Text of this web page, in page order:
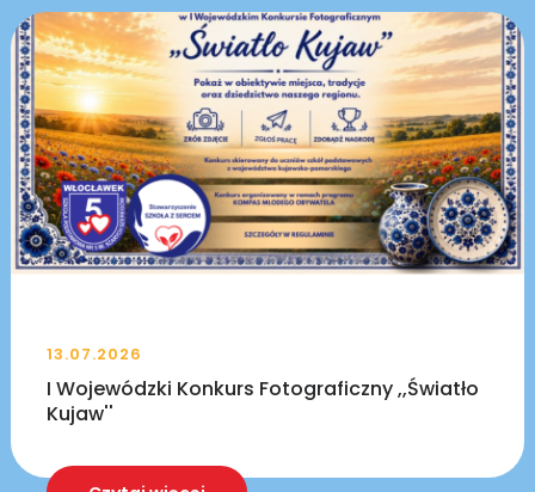
13.07.2026
I Wojewódzki Konkurs Fotograficzny ,,Światło
Kujaw''